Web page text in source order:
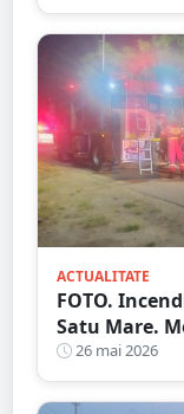
ACTUALITATE
FOTO.
Satu Mare.
26 mai 2026